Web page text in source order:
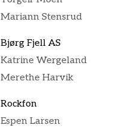
Mariann Stensrud
Bjørg Fjell AS
Katrine Wergeland
Merethe Harvik
Rockfon
Espen Larsen